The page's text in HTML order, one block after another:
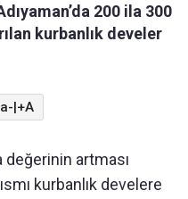
200 ila 300
kurbanlık develer
a-|+A
değerinin artması
kurbanlık develere